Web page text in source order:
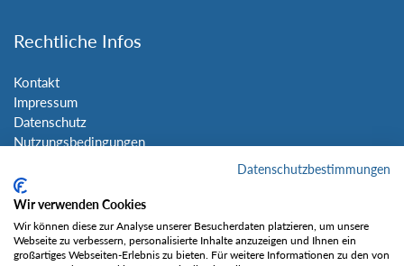
Rechtliche Infos
Kontakt
Impressum
Datenschutz
Nutzungsbedingungen
Social Media
Datenschutzbestimmungen
Wir verwenden Cookies
Wir können diese zur Analyse unserer Besucherdaten platzieren, um unsere
Webseite zu verbessern, personalisierte Inhalte anzuzeigen und Ihnen ein
großartiges Webseiten-Erlebnis zu bieten. Für weitere Informationen zu den von